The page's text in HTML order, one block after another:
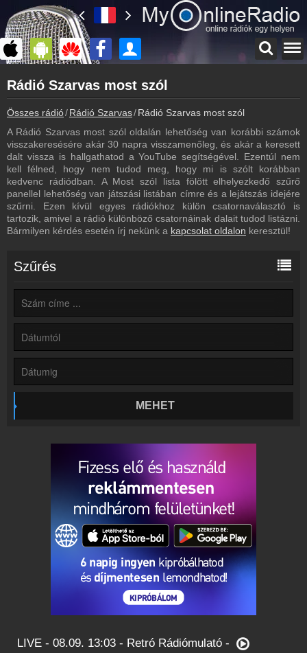
myonlineradio.hu
Rádió Szarvas
Vissza a Rádió Szarvas oldalára
Bejelentkezés
Hozz létre saját fiókot!
Műsorújság
Rádió Szarvas műsorai
Kapcsolat
Írj nekünk!
Rádiós partnerek
Rádió beágyazás
Ágyazd be weboldaladba
Online rádió készítés
Készítés lépésről lépésre
Rádió Szarvas most szól
Összes rádió Rádió Szarvas Rádió Szarvas most szól
A Rádió Szarvas most szól oldalán lehetőség van korábbi számok
visszakeresésére akár 30 napra visszamenőleg, és akár a keresett
dalt vissza is hallgathatod a YouTube segítségével. Ezentúl nem
kell félned, hogy nem tudod meg, hogy mi is szólt korábban
kedvenc rádiódban. A Most szól lista fölött elhelyezkedő szűrő
panellel lehetőség van játszási listában címre és a lejátszás idejére
szűrni. Ezen kívül egyes rádiókhoz külön csatornaválasztó is
tartozik, amivel a rádió különböző csatornáinak dalait tudod listázni.
Bármilyen kérdés esetén írj nekünk a kapcsolat oldalon keresztül!
Szűrés
MEHET
LIVE - 08.09. 13:03 - Retró Rádiómulató -